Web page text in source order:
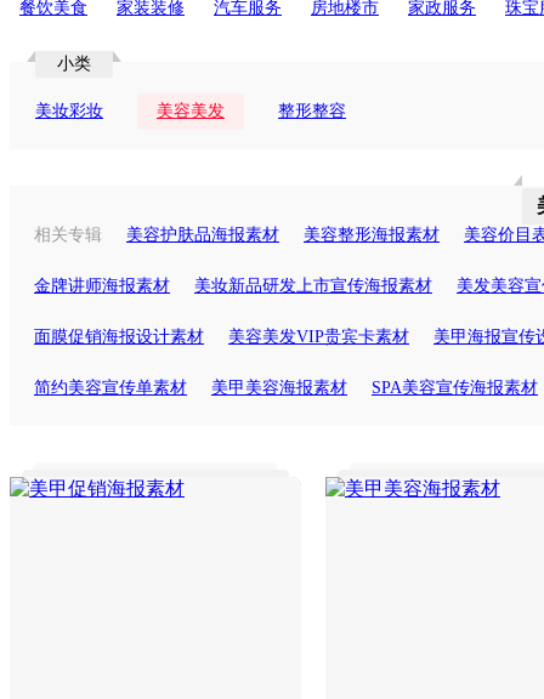
餐饮美食 家装装修 汽车服务 房地楼市 家政服务 珠宝
小类
美妆彩妆 美容美发 整形整容
相关专辑 美容护肤品海报素材 美容整形海报素材 美容价目
金牌讲师海报素材 美妆新品研发上市宣传海报素材 美发美容
面膜促销海报设计素材 美容美发VIP贵宾卡素材 美甲海报宣传
简约美容宣传单素材 美甲美容海报素材 SPA美容宣传海报素材